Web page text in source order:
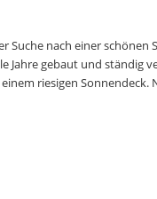
Suche nach einer schönen
Jahre gebaut und ständig
riesigen